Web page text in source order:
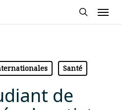
Santé
de